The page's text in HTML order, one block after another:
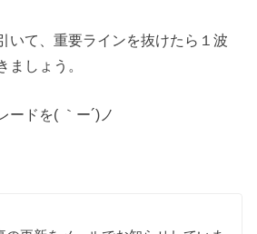
いて、重要ラインを抜けたら１波
ましょう。
ードを( ｀ー´)ノ